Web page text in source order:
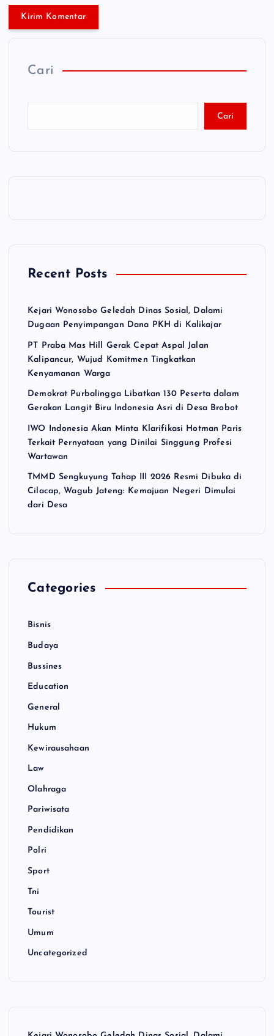
Cari
Cari
Recent Posts
Kejari Wonosobo Geledah Dinas Sosial, Dalami
Dugaan Penyimpangan Dana PKH di Kalikajar
PT Praba Mas Hill Gerak Cepat Aspal Jalan
Kalipancur, Wujud Komitmen Tingkatkan
Kenyamanan Warga
Demokrat Purbalingga Libatkan 130 Peserta dalam
Gerakan Langit Biru Indonesia Asri di Desa Brobot
IWO Indonesia Akan Minta Klarifikasi Hotman Paris
Terkait Pernyataan yang Dinilai Singgung Profesi
Wartawan
TMMD Sengkuyung Tahap III 2026 Resmi Dibuka di
Cilacap, Wagub Jateng: Kemajuan Negeri Dimulai
dari Desa
Categories
Bisnis
Budaya
Bussines
Education
General
Hukum
Kewirausahaan
Law
Olahraga
Pariwisata
Pendidikan
Polri
Sport
Tni
Tourist
Umum
Uncategorized